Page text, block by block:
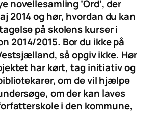
novellesamling ‘Ord’, der
2014 og hør, hvordan du kan
på skolens kurser i
2014/2015. Bor du ikke på
så opgiv ikke. Hør
har kørt, tag initiativ og
om de vil hjælpe
om der kan laves
i den kommune,